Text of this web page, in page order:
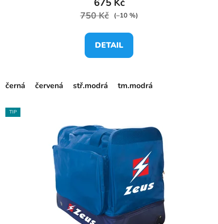
750 Kč (–10 %)
DETAIL
černá červená stř.modrá tm.modrá
TIP